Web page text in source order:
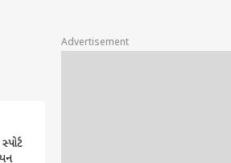
Advertisement